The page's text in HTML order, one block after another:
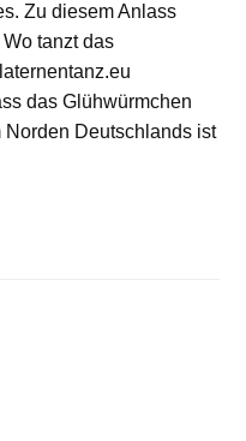
Zu diesem Anlass
tanzt das
das Glühwürmchen
Norden Deutschlands ist